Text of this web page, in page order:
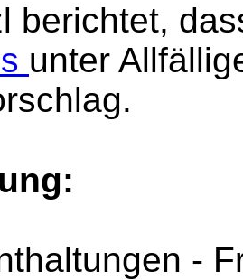
berichtet,
unter
-